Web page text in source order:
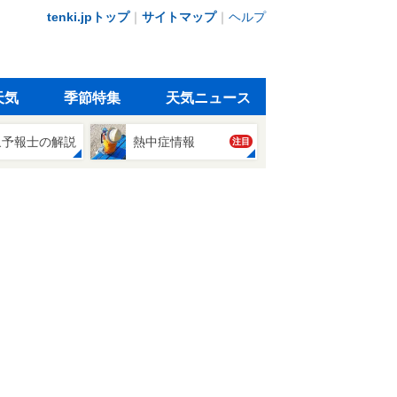
tenki.jpトップ｜ サイトマップ｜ ヘルプ
気 季節特集 天気ニュース
報士の解説 熱中症情報 注目